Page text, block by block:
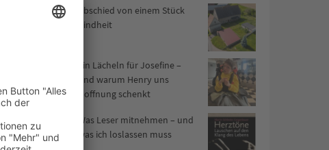
Abschied von einem Stück
Kindheit
Ein Lächeln für Josefine –
und warum Henry uns
Hoffnung schenkt
Was Leser mitnehmen – und
was ich loslassen muss